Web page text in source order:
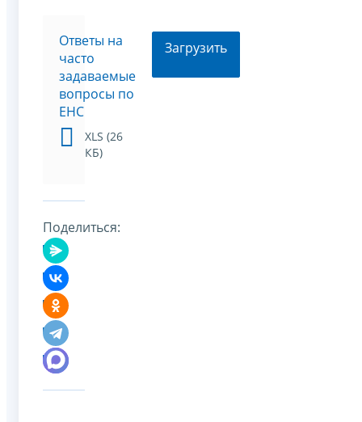
Ответы на
часто
задаваемые
вопросы по
ЕНС
XLS (26
КБ)
Загрузить
Поделиться: